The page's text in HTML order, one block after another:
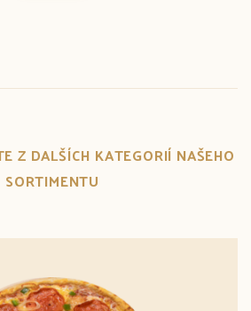
Z DALŠÍCH KATEGORIÍ NAŠEHO
SORTIMENTU